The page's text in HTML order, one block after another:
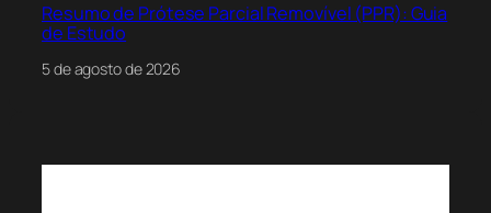
Resumo de Prótese Parcial Removível (PPR): Guia
de Estudo
5 de agosto de 2026